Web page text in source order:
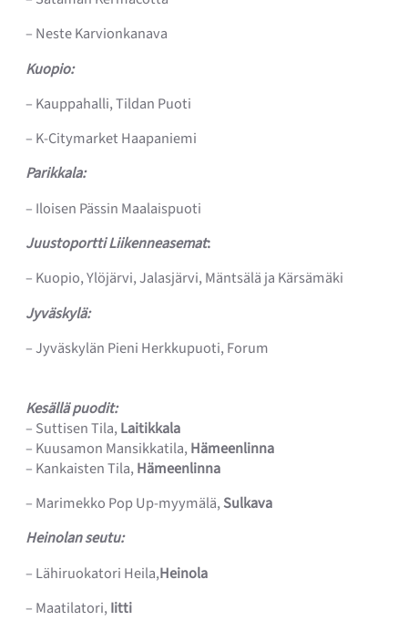
– Neste Karvionkanava
Kuopio:
– Kauppahalli, Tildan Puoti
– K-Citymarket Haapaniemi
Parikkala:
– Iloisen Pässin Maalaispuoti
Juustoportti Liikenneasemat:
– Kuopio, Ylöjärvi, Jalasjärvi, Mäntsälä ja Kärsämäki
Jyväskylä:
– Jyväskylän Pieni Herkkupuoti, Forum
Kesällä puodit:
– Suttisen Tila,Laitikkala
– Kuusamon Mansikkatila,Hämeenlinna
– Kankaisten Tila,Hämeenlinna
– Marimekko Pop Up-myymälä,Sulkava
Heinolan seutu:
– Lähiruokatori Heila,Heinola
– Maatilatori,Iitti